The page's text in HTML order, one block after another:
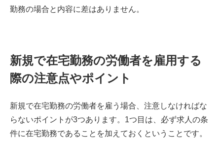
勤務の場合と内容に差はありません。
新規で在宅勤務の労働者を雇用する
際の注意点やポイント
新規で在宅勤務の労働者を雇う場合、注意しなければな
らないポイントが3つあります。1つ目は、必ず求人の条
件に在宅勤務であることを加えておくということです。